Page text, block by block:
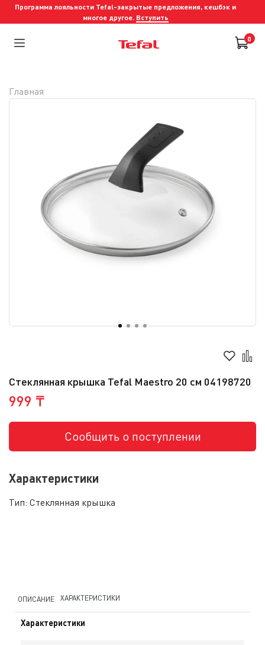
Программа лояльности Tefal-закрытые предложения, кешбэк и
многое другое. Вступить
0
Стеклянная крышка Tefal Maestro 20 см 04198720
999 ₸
Сообщить о поступлении
Характеристики
Тип: Стеклянная крышка
Главная
ОПИСАНИЕ ХАРАКТЕРИСТИКИ
Характеристики